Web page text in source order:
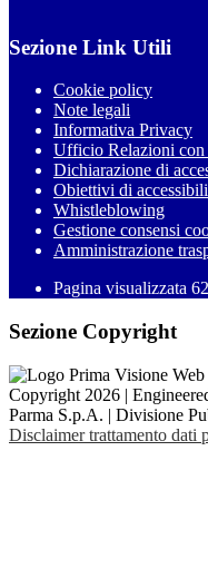
Sezione Link Utili
Cookie policy
Note legali
Informativa Privacy
Ufficio Relazioni
Dichiarazione di
Obiettivi di
Whistleblowing
Gestione consensi
Amministrazione
Pagina visualizzata
Sezione Copyright
Copyright 2026 |
Parma S.p.A. | Divisione
Disclaimer trattamento dati